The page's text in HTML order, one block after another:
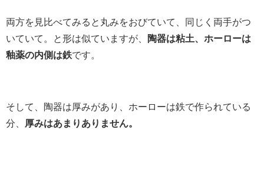
両方を見比べてみると丸みをおびていて、同じく両手がつ
いていて。と形は似ていますが、
陶器は粘土、ホーローは
釉薬の内側は鉄です。
そして、陶器は厚みがあり、ホーローは鉄で作られている
分、
厚みはあまりありません。